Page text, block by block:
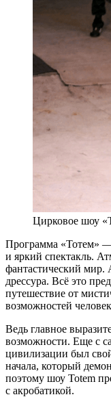
Цирковое шоу
Программа «Тотем» —
и яркий спектакль.
фантастический мир.
дрессура. Всё это
путешествие от
возможностей
Ведь главное
возможности. Еще с
цивилизации был
начала, который
поэтому шоу Totem
с акробатикой.